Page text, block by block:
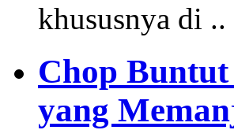
khususnya di ..
Chop
yang